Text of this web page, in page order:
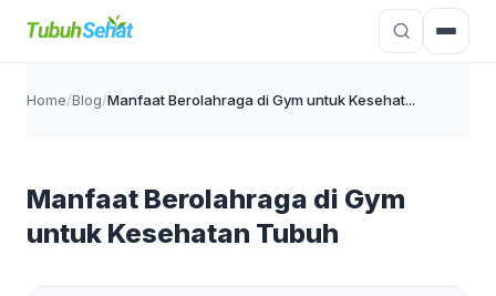
Home/Blog/Manfaat Berolahraga di Gym untuk Kesehat...
Manfaat Berolahraga di Gym
untuk Kesehatan Tubuh